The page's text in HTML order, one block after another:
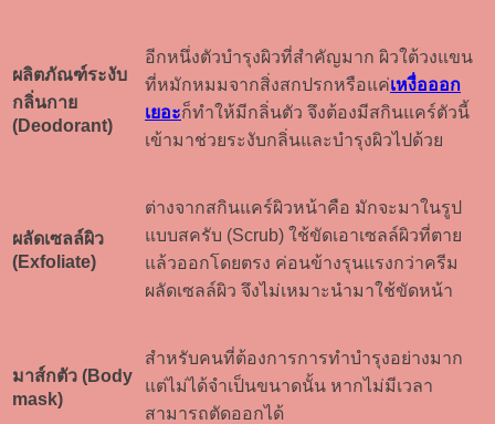
ผลิตภัณฑ์ระงับ
กลิ่นกาย
(Deodorant)
อีกหนึ่งตัวบำรุงผิวที่สำคัญมาก ผิวใต้วงแขน
ที่หมักหมมจากสิ่งสกปรกหรือแค่เหงื่อออก
เยอะก็ทำให้มีกลิ่นตัว จึงต้องมีสกินแคร์ตัวนี้
เข้ามาช่วยระงับกลิ่นและบำรุงผิวไปด้วย
ผลัดเซลล์ผิว
(Exfoliate)
ต่างจากสกินแคร์ผิวหน้าคือ มักจะมาในรูป
แบบสครับ (Scrub) ใช้ขัดเอาเซลล์ผิวที่ตาย
แล้วออกโดยตรง ค่อนข้างรุนแรงกว่าครีม
ผลัดเซลล์ผิว จึงไม่เหมาะนำมาใช้ขัดหน้า
มาส์กตัว (Body
mask)
สำหรับคนที่ต้องการการทำบำรุงอย่างมาก
แต่ไม่ได้จำเป็นขนาดนั้น หากไม่มีเวลา
สามารถตัดออกได้